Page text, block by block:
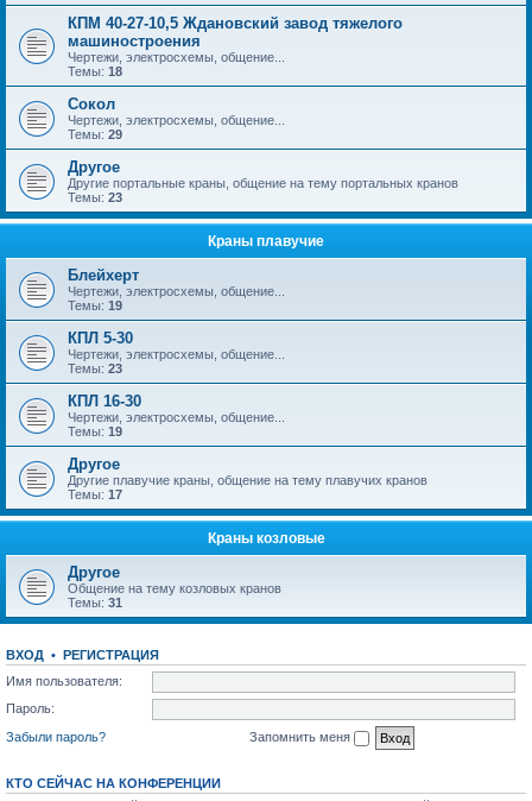
КПМ 40-27-10,5 Ждановский завод тяжелого
машиностроения
Чертежи, электросхемы, общение...
Темы: 18
Сокол
Чертежи, электросхемы, общение...
Темы: 29
Другое
Другие портальные краны, общение на тему портальных кранов
Темы: 23
Краны плавучие
Блейхерт
Чертежи, электросхемы, общение...
Темы: 19
КПЛ 5-30
Чертежи, электросхемы, общение...
Темы: 23
КПЛ 16-30
Чертежи, электросхемы, общение...
Темы: 19
Другое
Другие плавучие краны, общение на тему плавучих кранов
Темы: 17
Краны козловые
Другое
Общение на тему козловых кранов
Темы: 31
ВХОД • РЕГИСТРАЦИЯ
Имя пользователя:
Пароль:
Забыли пароль?
Запомнить меня
КТО СЕЙЧАС НА КОНФЕРЕНЦИИ